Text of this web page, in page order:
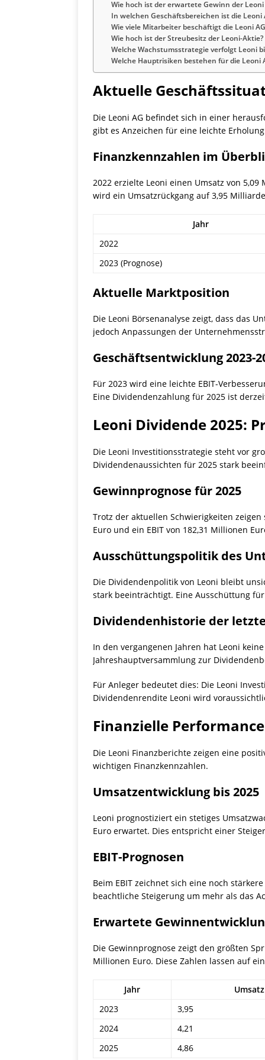
Wie hoch ist der erwartete Gewinn der Leoni
In welchen Geschäftsbereichen ist die Leoni
Wie viele Mitarbeiter beschäftigt die Leoni
Wie hoch ist der Streubesitz der Leoni-Aktie?
Welche Wachstumsstrategie verfolgt Leoni
Welche Hauptrisiken bestehen für die Leoni
Aktuelle
Die Leoni AG befindet sich in einer
gibt es Anzeichen für eine leichte
Finanzkennzahlen im
2022 erzielte Leoni einen Umsatz von
wird ein Umsatzrückgang auf 3,95
Jahr
2022
2023 (Prognose)
Aktuelle Marktposition
Die Leoni Börsenanalyse zeigt, dass das
jedoch Anpassungen der
Geschäftsentwicklung 2023-
Für 2023 wird eine leichte EBIT-
Eine Dividendenzahlung für 2025 ist
Leoni Dividende 2025:
Die Leoni Investitionsstrategie steht vor
Dividendenaussichten für 2025 stark
Gewinnprognose für 2025
Trotz der aktuellen Schwierigkeiten
Euro und ein EBIT von 182,31 Millionen
Ausschüttungspolitik des
Die Dividendenpolitik von Leoni bleibt
stark beeinträchtigt. Eine Ausschüttung
Dividendenhistorie der
In den vergangenen Jahren hat Leoni
Jahreshauptversammlung zur
Für Anleger bedeutet dies: Die Leoni
Dividendenrendite Leoni wird
Finanzielle
Die Leoni Finanzberichte zeigen eine
wichtigen Finanzkennzahlen.
Umsatzentwicklung bis 2025
Leoni prognostiziert ein stetiges
Euro erwartet. Dies entspricht einer
EBIT-Prognosen
Beim EBIT zeichnet sich eine noch
beachtliche Steigerung um mehr als das
Erwartete
Die Gewinnprognose zeigt den größten
Millionen Euro. Diese Zahlen lassen auf
Jahr
2023
3,95
2024
4,21
2025
4,86